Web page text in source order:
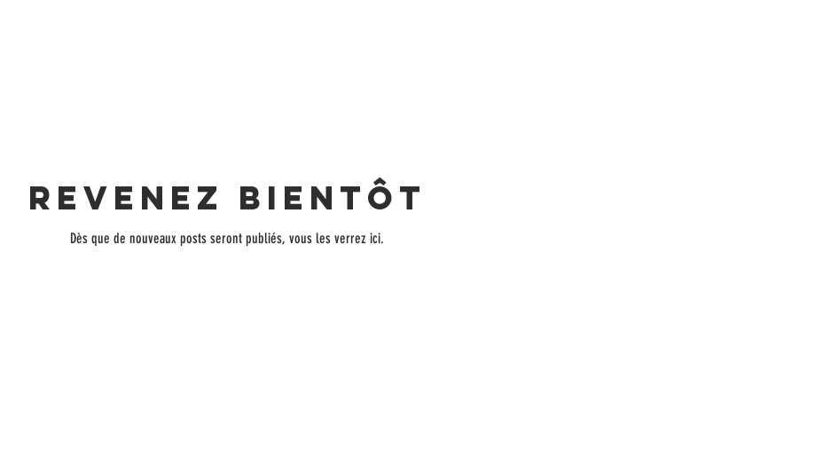
Revenez bientôt
Dès que de nouveaux posts seront publiés, vous les verrez ici.